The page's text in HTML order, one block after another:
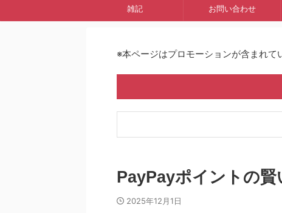
雑記 お問い合わせ
※本ページはプロモーションが含まれて
PayPayポイントの賢
2025年12月1日